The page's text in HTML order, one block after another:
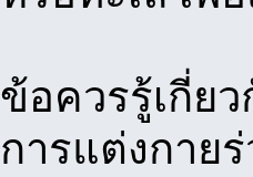
ข้อควรรู้เกี่ย
การแต่งกาย